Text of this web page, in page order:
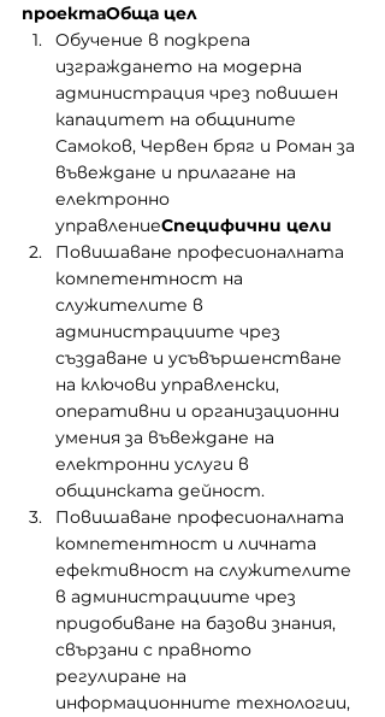
проектаОбща цел
Oбучение в подкрепа
изграждането на модерна
администрация чрез повишен
капацитет на общините
Самоков, Червен бряг и Роман за
въвеждане и прилагане на
електронно
управлениеСпецифични цели
Повишаване професионалната
компетентност на
служителите в
администрациите чрез
създаване и усъвършенстване
на ключови управленски,
оперативни и организационни
умения за въвеждане на
електронни услуги в
общинската дейност.
Повишаване професионалната
компетентност и личната
ефективност на служителите
в администрациите чрез
придобиване на базови знания,
свързани с правното
регулиране на
информационните технологии,